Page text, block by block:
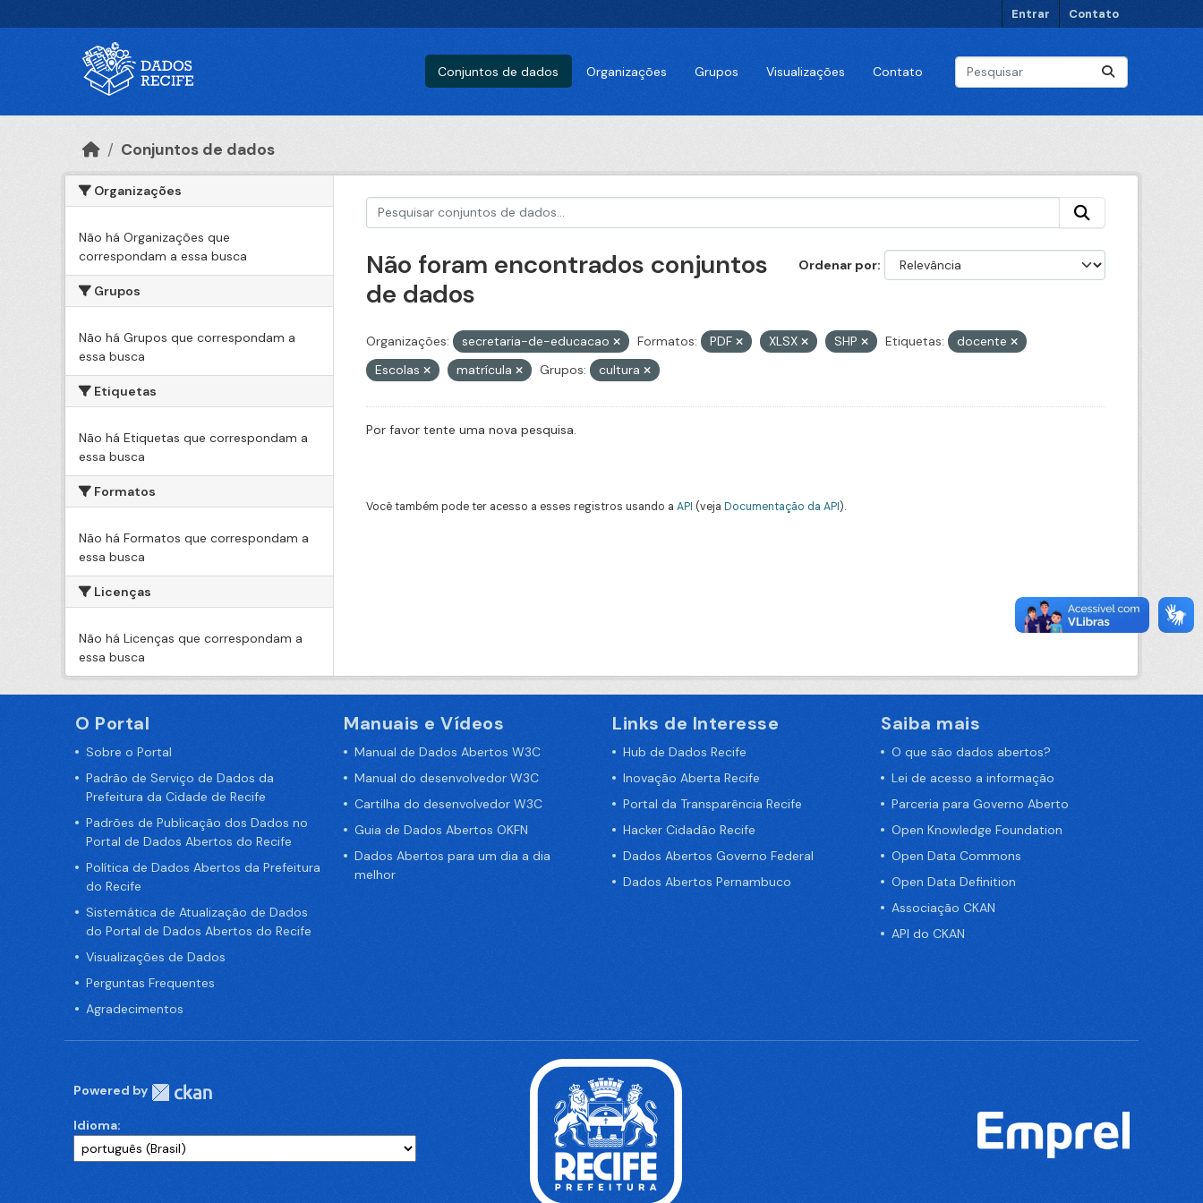
Entrar Contato
Conjuntos de dados Organizações Grupos Visualizações Contato
Conjuntos de dados
Organizações
Não há Organizações que
correspondam a essa busca
Grupos
Não há Grupos que correspondam a
essa busca
Etiquetas
Não há Etiquetas que correspondam a
essa busca
Formatos
Não há Formatos que correspondam a
essa busca
Licenças
Não há Licenças que correspondam a
essa busca
Ordenar por
Não foram encontrados conjuntos
de dados
Organizações: secretaria-de-educacao Formatos: PDF XLSX SHP Etiquetas:
docente
Escolas
matrícula Grupos: cultura
Por favor tente uma nova pesquisa.
Você também pode ter acesso a esses registros usando a API (veja Documentação da API).
O Portal
Sobre o Portal
Padrão de Serviço de Dados da
Prefeitura da Cidade de Recife
Padrões de Publicação dos Dados no
Portal de Dados Abertos do Recife
Política de Dados Abertos da Prefeitura
do Recife
Sistemática de Atualização de Dados
do Portal de Dados Abertos do Recife
Visualizações de Dados
Perguntas Frequentes
Agradecimentos
Manuais e Vídeos
Manual de Dados Abertos W3C
Manual do desenvolvedor W3C
Cartilha do desenvolvedor W3C
Guia de Dados Abertos OKFN
Dados Abertos para um dia a dia
melhor
Links de Interesse
Hub de Dados Recife
Inovação Aberta Recife
Portal da Transparência Recife
Hacker Cidadão Recife
Dados Abertos Governo Federal
Dados Abertos Pernambuco
Saiba mais
O que são dados abertos?
Lei de acesso a informação
Parceria para Governo Aberto
Open Knowledge Foundation
Open Data Commons
Open Data Definition
Associação CKAN
API do CKAN
Powered by
Idioma